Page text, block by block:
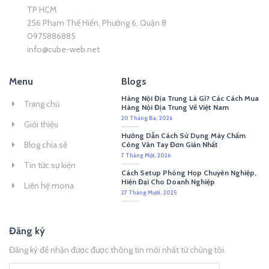
TP HCM
256 Phạm Thế Hiển, Phường 6, Quận 8
0975886885
info@cube-web.net
Menu
Trang chủ
Giới thiệu
Blog chia sẽ
Tin tức sự kiện
Liên hệ mona
Blogs
Hàng Nội Địa Trung Là Gì? Các Cách Mua
Hàng Nội Địa Trung Về Việt Nam
20 Tháng Ba, 2026
Hướng Dẫn Cách Sử Dụng Máy Chấm
Công Vân Tay Đơn Giản Nhất
7 Tháng Một, 2026
Cách Setup Phòng Họp Chuyên Nghiệp,
Hiện Đại Cho Doanh Nghiệp
27 Tháng Mười, 2025
Đăng ký
Đăng ký để nhận được được thông tin mới nhất từ chúng tôi.